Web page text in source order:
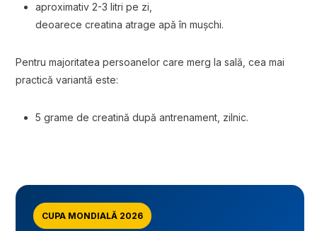
aproximativ 2-3 litri pe zi,
deoarece creatina atrage apă în mușchi.
Pentru majoritatea persoanelor care merg la sală, cea mai
practică variantă este:
5 grame de creatină după antrenament, zilnic.
CUPA MONDIALĂ 2026